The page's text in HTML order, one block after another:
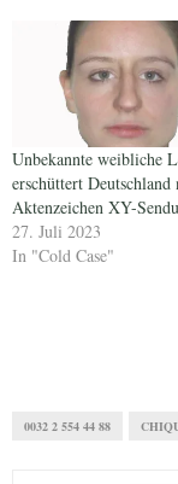
Unbekannte weibliche
erschüttert Deutschland
Aktenzeichen XY-
27. Juli 2023
In "Cold Case"
0032 2 554 44 88